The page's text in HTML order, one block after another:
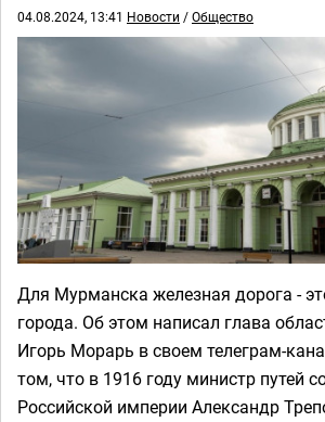
04.08.2024, 13:41 Новости /Общество
Для Мурманска железная дорога -
города. Об этом написал глава
Игорь Морарь в своем телеграм-
том, что в 1916 году министр путей
Российской империи Александр